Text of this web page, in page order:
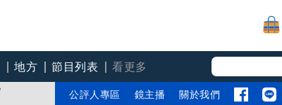
地方 節目列表
看更多
公評人專區 鏡主播 關於我們